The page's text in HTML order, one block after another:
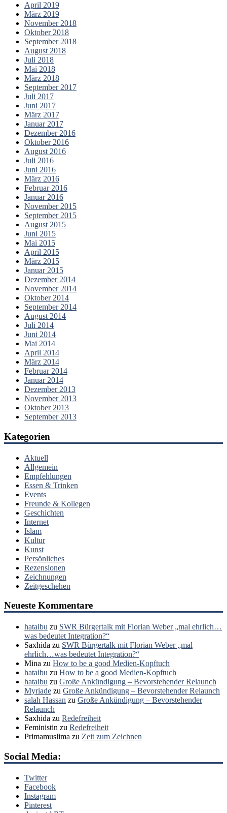
April 2019
März 2019
November 2018
Oktober 2018
September 2018
August 2018
Juli 2018
Mai 2018
März 2018
September 2017
Juli 2017
Juni 2017
März 2017
Januar 2017
Dezember 2016
Oktober 2016
August 2016
Juli 2016
Juni 2016
März 2016
Februar 2016
Januar 2016
November 2015
September 2015
August 2015
Juni 2015
Mai 2015
April 2015
März 2015
Januar 2015
Dezember 2014
November 2014
Oktober 2014
September 2014
August 2014
Juli 2014
Juni 2014
Mai 2014
April 2014
März 2014
Februar 2014
Januar 2014
Dezember 2013
November 2013
Oktober 2013
September 2013
Kategorien
Aktuell
Allgemein
Empfehlungen
Essen & Trinken
Events
Freunde & Kollegen
Geschichten
Internet
Islam
Kultur
Kunst
Persönliches
Rezensionen
Zeichnungen
Zeitgeschehen
Neueste Kommentare
hataibu zu SWR Bürgertalk mit Florian Weber „mal ehrlich…
was bedeutet Integration?“
Saxhida zu SWR Bürgertalk mit Florian Weber „mal
ehrlich…was bedeutet Integration?“
Mina zu How to be a good Medien-Kopftuch
hataibu zu How to be a good Medien-Kopftuch
hataibu zu Große Ankündigung – Bevorstehender Relaunch
Myriade zu Große Ankündigung – Bevorstehender Relaunch
salah Hassan zu Große Ankündigung – Bevorstehender
Relaunch
Saxhida zu Redefreiheit
Feministin zu Redefreiheit
Primamuslima zu Zeit zum Zeichnen
Social Media:
Twitter
Facebook
Instagram
Pinterest